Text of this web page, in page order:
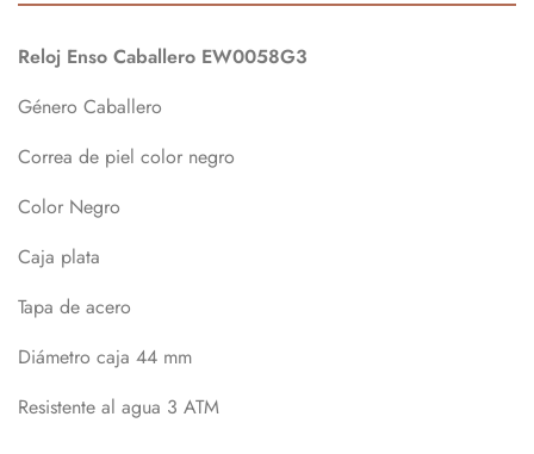
Reloj Enso Caballero EW0058G3
Género Caballero
Correa de piel color negro
Color Negro
Caja plata
Tapa de acero
Diámetro caja 44 mm
Resistente al agua 3 ATM